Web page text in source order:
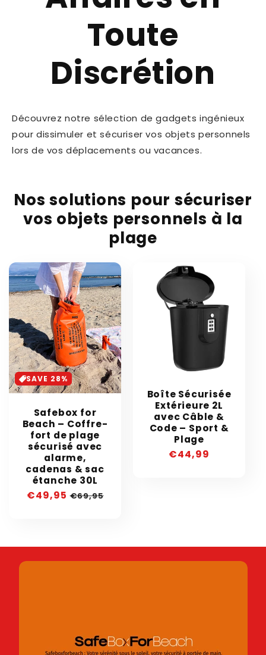
Toute
Discrétion
Découvrez notre sélection de gadgets ingénieux
pour dissimuler et sécuriser vos objets personnels
lors de vos déplacements ou vacances.
Nos solutions pour sécuriser
vos objets personnels à la
plage
SAVE 28%
Safebox for
Beach – Coffre-
fort de plage
sécurisé avec
alarme,
cadenas & sac
étanche 30L
Prix
€49,95 Prix
€69,95
Boîte Sécurisée
Extérieure 2L
avec Câble &
Code – Sport &
Plage
Prix
€44,99